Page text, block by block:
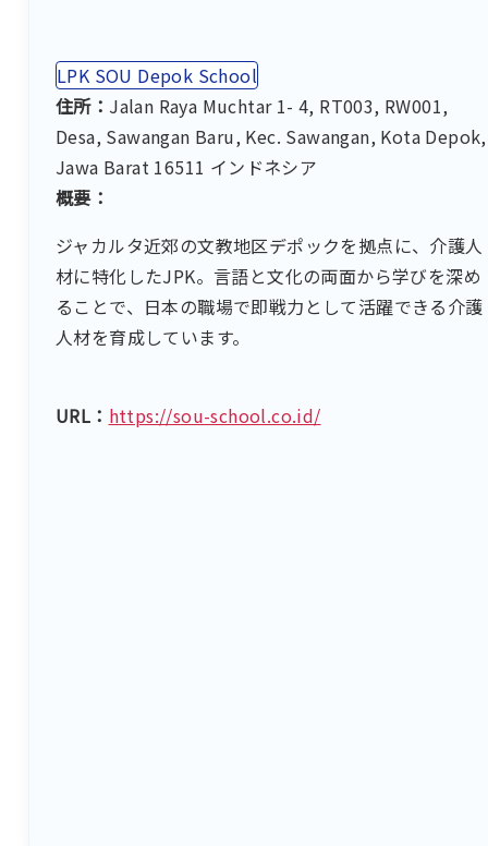
LPK SOU Depok School
住所： Jalan Raya Muchtar 1- 4, RT003, RW001,
Desa, Sawangan Baru, Kec. Sawangan, Kota Depok,
Jawa Barat 16511 インドネシア
概要：
ジャカルタ近郊の文教地区デポックを拠点に、介護人
材に特化したJPK。言語と文化の両面から学びを深め
ることで、日本の職場で即戦力として活躍できる介護
人材を育成しています。
URL： https://sou-school.co.id/